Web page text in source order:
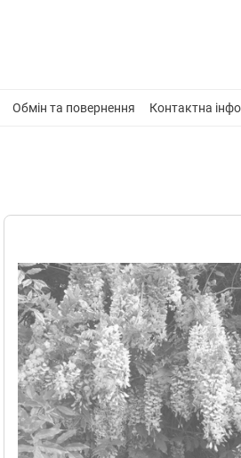
Обмін та повернення Контактна